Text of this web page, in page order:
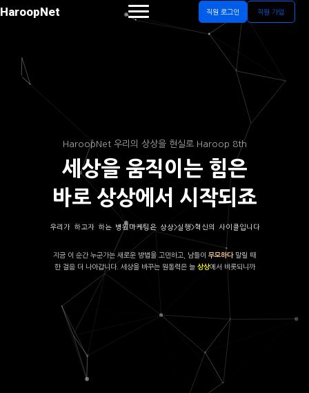
HaroopNet 직원 로그인 직원 가입
HaroopNet 우리의 상상을 현실로 Haroop 8th
세상을 움직이는 힘은
바로 상상에서 시작되죠
우리가 하고자 하는 병원마케팅은 상상>실행>혁신의 사이클입니다
지금 이 순간 누군가는 새로운 방법을 고민하고, 남들이 무모하다말릴 때
한 걸음 더 나아갑니다. 세상을 바꾸는 원동력은 늘 상상에서 비롯되니까